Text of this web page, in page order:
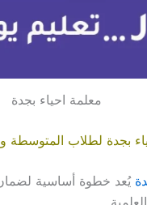
معلمة احياء بجدة
بجدة لطلاب المتوسطة
يُعد خطوة أساسية